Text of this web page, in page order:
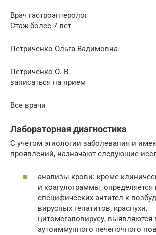
Врач гастроэнтеролог
Стаж более 7 лет
Петриченко Ольга Вадимовна
Петриченко О. В.
записаться на прием
Все врачи
Лабораторная диагностика
С учетом этиологии заболевания и
проявлений, назначают следующие
анализы крови: кроме
и коагулограммы, определяется
специфических антител к
вирусных гепатитов, краснухи,
цитомегаловирусу, выявляются
аутоиммунного печеночного